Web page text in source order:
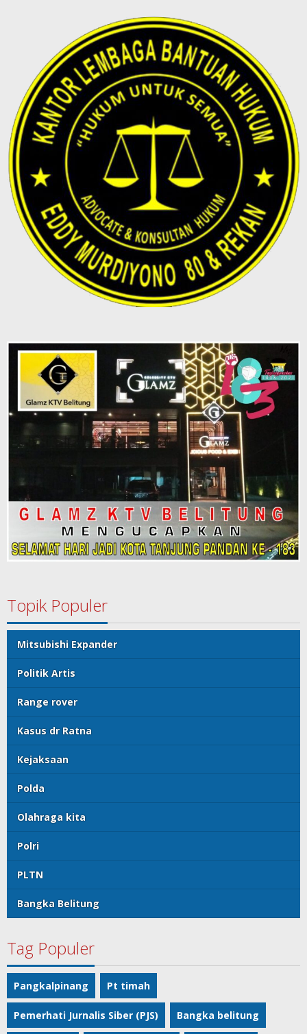
Topik Populer
Mitsubishi Expander
Politik Artis
Range rover
Kasus dr Ratna
Kejaksaan
Polda
Olahraga kita
Polri
PLTN
Bangka Belitung
Tag Populer
Pangkalpinang Pt timah
Pemerhati Jurnalis Siber (PJS) Bangka belitung